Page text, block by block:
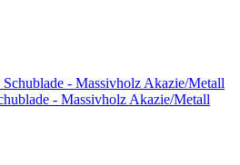
- Massivholz Akazie/Metall